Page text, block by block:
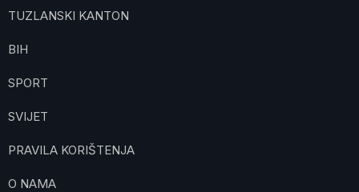
TUZLANSKI KANTON
BIH
SPORT
SVIJET
PRAVILA KORIŠTENJA
O NAMA